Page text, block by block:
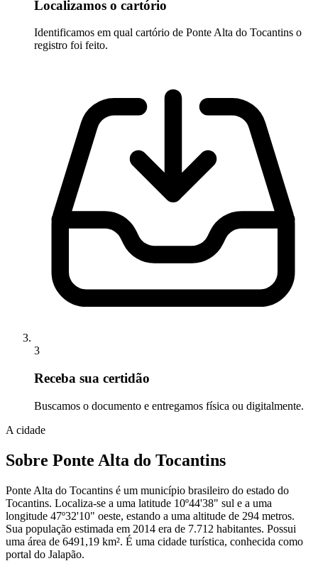
Localizamos o cartório
Identificamos em qual cartório de Ponte Alta do Tocantins o
registro foi feito.
3
Receba sua certidão
Buscamos o documento e entregamos física ou digitalmente.
A cidade
Sobre Ponte Alta do Tocantins
Ponte Alta do Tocantins é um município brasileiro do estado do
Tocantins. Localiza-se a uma latitude 10º44'38" sul e a uma
longitude 47º32'10" oeste, estando a uma altitude de 294 metros.
Sua população estimada em 2014 era de 7.712 habitantes. Possui
uma área de 6491,19 km². É uma cidade turística, conhecida como
portal do Jalapão.